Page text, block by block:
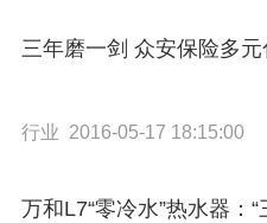
三年磨一剑 众安保险多
行业 2016-05-17 18:15:00
万和L7“零冷水”热水器：“